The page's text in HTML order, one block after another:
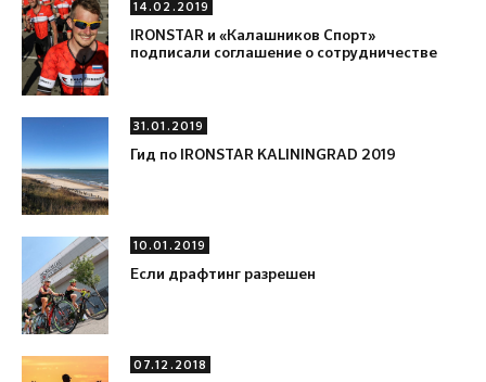
14.02.2019
IRONSTAR и «Калашников Спорт»
подписали соглашение о сотрудничестве
31.01.2019
Гид по IRONSTAR KALININGRAD 2019
10.01.2019
Если драфтинг разрешен
07.12.2018